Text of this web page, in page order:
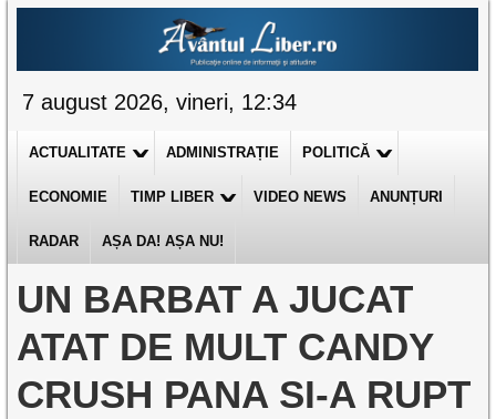
7 august 2026, vineri, 12:34
ACTUALITATE ADMINISTRAȚIE POLITICĂ
ECONOMIE TIMP LIBER VIDEO NEWS ANUNȚURI
RADAR AȘA DA! AȘA NU!
UN BARBAT A JUCAT
ATAT DE MULT CANDY
CRUSH PANA SI-A RUPT